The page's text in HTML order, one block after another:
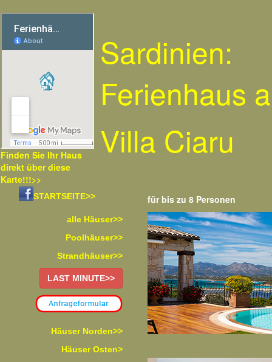
Finden Sie Ihr Haus
direkt über diese
Karte!!!>>
Sardinien:
Ferienhaus
Villa Ciaru
STARTSEITE>>
alle Häuser>>
Poolhäuser>>
Strandhäuser>>
LAST MINUTE>>
Häuser Norden>>
Häuser Osten>
für bis zu 8 Personen